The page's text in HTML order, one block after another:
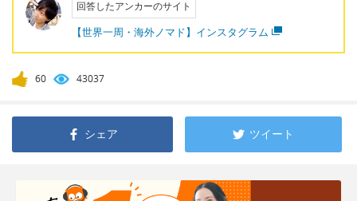
回答したアンカーのサイト
【世界一周・海外ノマド】インスタグラム
60 43037
シェア ツイート